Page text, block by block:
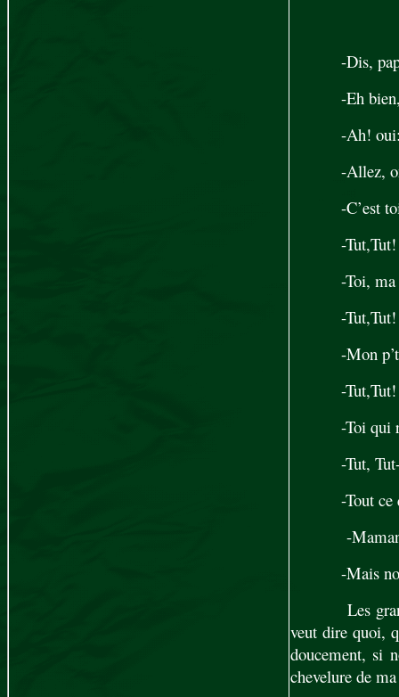
-Dis,
-Eh
-Ah!
-Allez,
-C’est
-
-Toi,
-Tut,Tut!
-Mon
-Tut,Tut!
-Toi qui
-Tut,
-Tout
-
-Mais
Les
veut dire quoi,
doucement, si
chevelure de